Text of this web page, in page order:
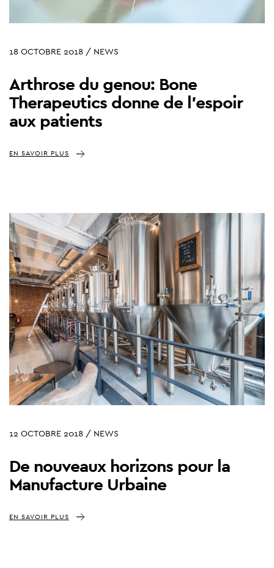
18 OCTOBRE 2018 / NEWS
Arthrose du genou: Bone
Therapeutics donne de l'espoir
aux patients
EN SAVOIR PLUS
12 OCTOBRE 2018 / NEWS
De nouveaux horizons pour la
Manufacture Urbaine
EN SAVOIR PLUS